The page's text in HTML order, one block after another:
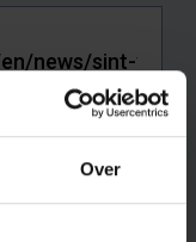
Over
the error.